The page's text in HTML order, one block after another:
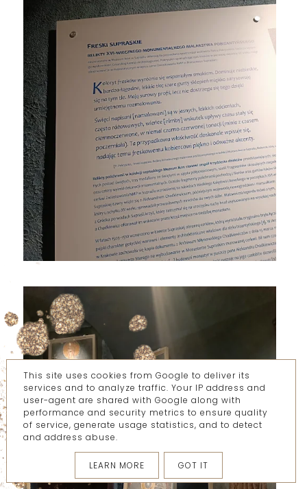
This site uses cookies from Google to deliver its
services and to analyze traffic. Your IP address and
user-agent are shared with Google along with
performance and security metrics to ensure quality
of service, generate usage statistics, and to detect
and address abuse.
LEARN MORE GOT IT